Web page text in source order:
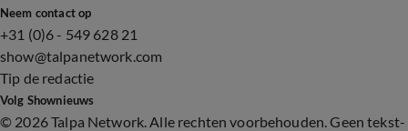
Neem contact op
+31 (0)6 - 549 628 21
show@talpanetwork.com
Tip de redactie
Volg Shownieuws
© 2026 Talpa Network. Alle rechten voorbehouden. Geen tekst-